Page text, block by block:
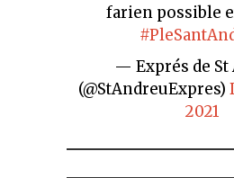
farien possible
— Exprés de St
(@StAndreuExpres)
2021